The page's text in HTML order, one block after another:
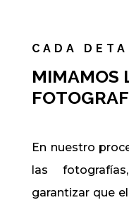
CADA
MIMAMOS
En nuestro
las
garantizar que